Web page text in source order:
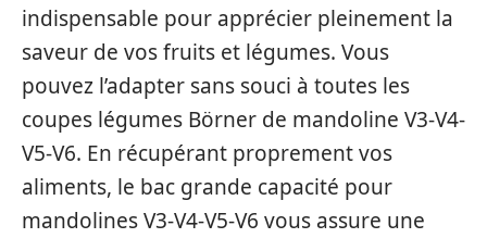
indispensable pour apprécier pleinement la
saveur de vos fruits et légumes. Vous
pouvez l’adapter sans souci à toutes les
coupes légumes Börner de mandoline V3-V4-
V5-V6. En récupérant proprement vos
aliments, le bac grande capacité pour
mandolines V3-V4-V5-V6 vous assure une